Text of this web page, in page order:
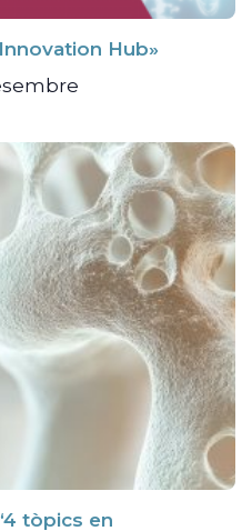
Hub»
tòpics en